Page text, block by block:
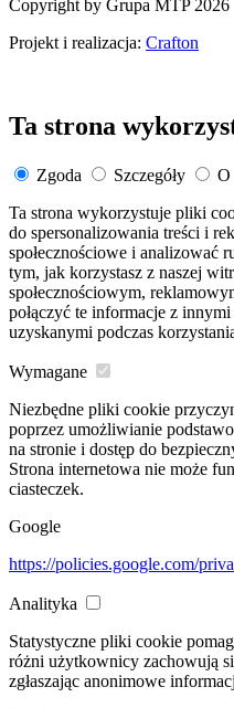
Copyright by Grupa MTP 2026
Projekt i realizacja: Crafton
Ta strona
Zgoda Szczegóły
O
Ta strona wykorzystuje pliki
do spersonalizowania treści i
społecznościowe i analizować
tym, jak korzystasz z naszej
społecznościowym,
połączyć te informacje z
uzyskanymi podczas
Wymagane
Niezbędne pliki cookie
poprzez umożliwianie
na stronie i dostęp do
Strona internetowa nie może
ciasteczek.
Google
https://policies.google.com/
Analityka
Statystyczne pliki cookie
różni użytkownicy zachowują
zgłaszając anonimowe